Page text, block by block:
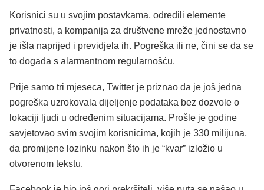
Korisnici su u svojim postavkama, odredili elemente
privatnosti, a kompanija za društvene mreže jednostavno
je išla naprijed i previdjela ih. Pogreška ili ne, čini se da se
to događa s alarmantnom regularnošću.
Prije samo tri mjeseca, Twitter je priznao da je još jedna
pogreška uzrokovala dijeljenje podataka bez dozvole o
lokaciji ljudi u određenim situacijama. Prošle je godine
savjetovao svim svojim korisnicima, kojih je 330 milijuna,
da promijene lozinku nakon što ih je “kvar” izložio u
otvorenom tekstu.